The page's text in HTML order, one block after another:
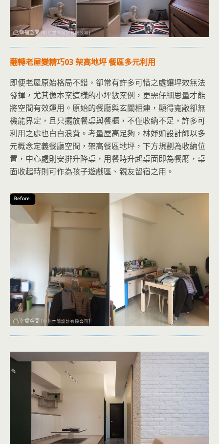
翻轉老屋變精巧03架高地坪餐區多元利用
即便老屋原始格局不錯，卻常有許多可惜之處讓坪效無法
發揮，尤其像本案這樣的小坪數案例，更需仔細思量才能
將空間有效運用。原始的餐廳與玄關相連，顯得寬敞卻無
機能界定，且只擺放餐桌與餐櫃，不僅收納不足，許多可
利用之處也白白浪費。考量屋高足夠，林妤如設計師以多
元概念定義餐廳空間，架高餐區地坪，下方規劃為收納位
置，中心處則安排升降桌，用餐時升起桌面即為餐廳，桌
面收起時則可作為孩子遊戲區、親友留宿之用。